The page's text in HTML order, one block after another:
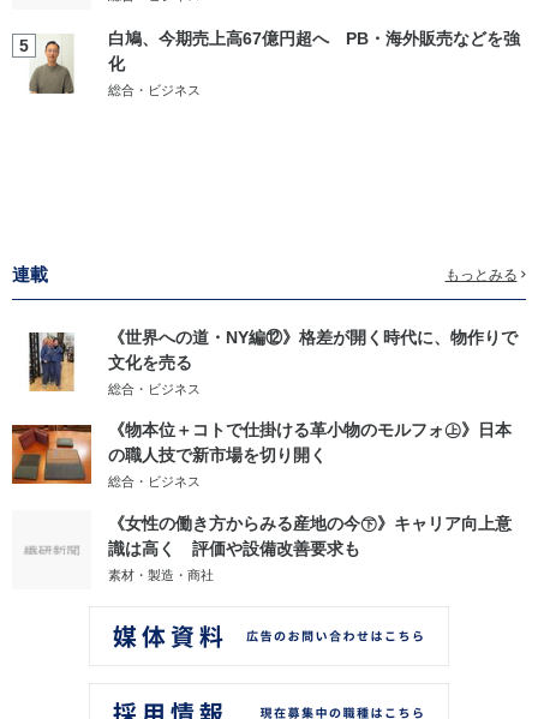
5
白鳩、今期売上高67億円超へ PB・海外販売などを強
化
総合・ビジネス
連載 もっとみる
《世界への道・NY編⑫》格差が開く時代に、物作りで
文化を売る
総合・ビジネス
《物本位＋コトで仕掛ける革小物のモルフォ㊤》日本
の職人技で新市場を切り開く
総合・ビジネス
《女性の働き方からみる産地の今㊦》キャリア向上意
識は高く 評価や設備改善要求も
素材・製造・商社